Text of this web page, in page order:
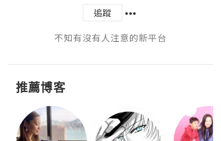
追蹤
不知有沒有人注意的新平台
推薦博客